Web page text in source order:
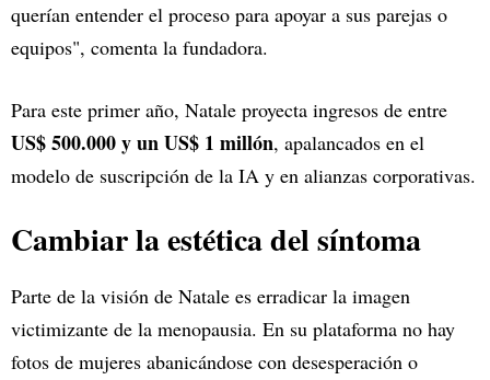
querían entender el proceso para apoyar a sus parejas o
equipos", comenta la fundadora.
Para este primer año, Natale proyecta ingresos de entre
US$ 500.000 y un US$ 1 millón, apalancados en el
modelo de suscripción de la IA y en alianzas corporativas.
Cambiar la estética del síntoma
Parte de la visión de Natale es erradicar la imagen
victimizante de la menopausia. En su plataforma no hay
fotos de mujeres abanicándose con desesperación o